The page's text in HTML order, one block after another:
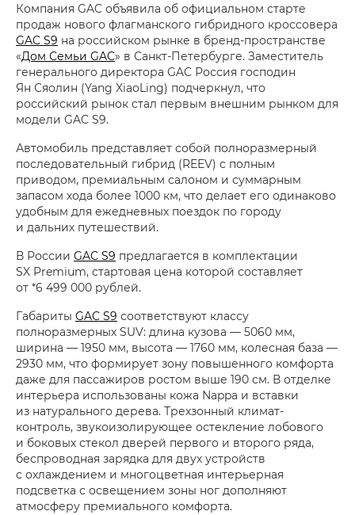
Компания GAC объявила об официальном старте
продаж нового флагманского гибридного кроссовера
GAC S9 на российском рынке в бренд-пространстве
«Дом Семьи GAC» в Санкт-Петербурге. Заместитель
генерального директора GAC Россия господин
Ян Сяолин (Yang XiaoLing) подчеркнул, что
российский рынок стал первым внешним рынком для
модели GAC S9.
Автомобиль представляет собой полноразмерный
последовательный гибрид (REEV) с полным
приводом, премиальным салоном и суммарным
запасом хода более 1000 км, что делает его одинаково
удобным для ежедневных поездок по городу
и дальних путешествий.
В России GAC S9 предлагается в комплектации
SX Premium, стартовая цена которой составляет
от *6 499 000 рублей.
Габариты GAC S9 соответствуют классу
полноразмерных SUV: длина кузова — 5060 мм,
ширина — 1950 мм, высота — 1760 мм, колесная база —
2930 мм, что формирует зону повышенного комфорта
даже для пассажиров ростом выше 190 см. В отделке
интерьера использованы кожа Nappa и вставки
из натурального дерева. Трехзонный климат-
контроль, звукоизолирующее остекление лобового
и боковых стекол дверей первого и второго ряда,
беспроводная зарядка для двух устройств
с охлаждением и многоцветная интерьерная
подсветка с освещением зоны ног дополняют
атмосферу премиального комфорта.